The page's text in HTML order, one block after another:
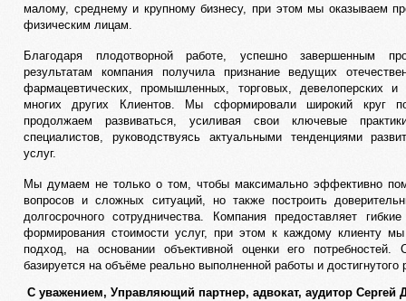
малому, среднему и крупному бизнесу, при этом мы оказываем
физическим лицам.
Благодаря плодотворной работе, успешно завершенным
результатам компания получила признание ведущих
фармацевтических, промышленных, торговых, девелоперских
многих других Клиентов. Мы сформировали широкий круг
продолжаем развиваться, усиливая свои ключевые
специалистов, руководствуясь актуальными тенденциями
услуг.
Мы думаем не только о том, чтобы максимально эффективно
вопросов и сложных ситуаций, но также построить
долгосрочного сотрудничества. Компания предоставляет
формирования стоимости услуг, при этом к каждому клиенту
подход, на основании объективной оценки его потребностей.
базируется на объёме реально выполненной работы и достигнутого
С уважением, Управляющий партнер, адвокат, аудитор Сергей